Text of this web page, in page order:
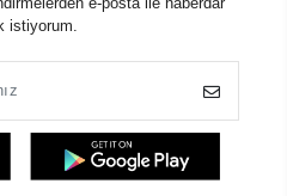
istiyorum.